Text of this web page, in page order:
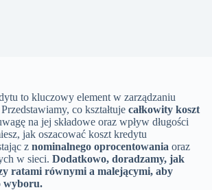
to kluczowy element w zarządzaniu
co kształtuje całkowity koszt
na jej składowe oraz wpływ długości
jak oszacować koszt kredytu
z nominalnego oprocentowania oraz
w sieci. Dodatkowo, doradzamy, jak
ratami równymi a malejącymi, aby
wyboru.